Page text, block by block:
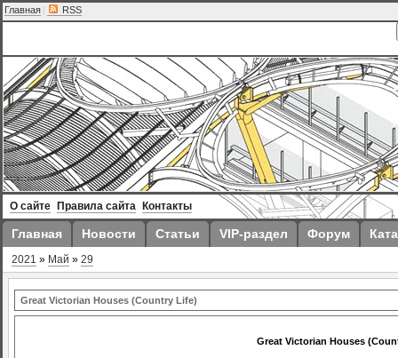
Главная | RSS
О сайте Правила сайта Контакты
Главная Новости Статьи VIP-раздел Форум
2021 » Май » 29
Great Victorian Houses (Country Life)
Great Victorian Houses